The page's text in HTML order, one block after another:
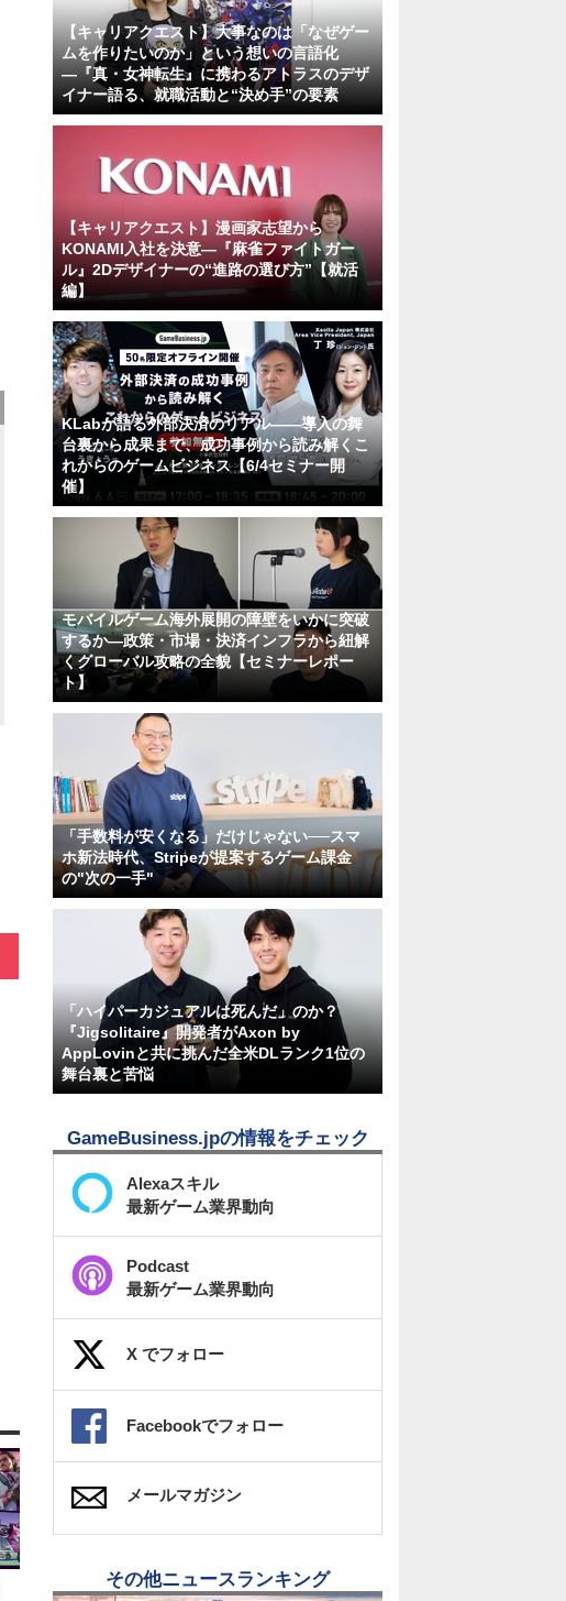
【キャリアクエスト】大事なのは「なぜゲー
ムを作りたいのか」という想いの言語化
―『真・女神転生』に携わるアトラスのデザ
イナー語る、就職活動と“決め手”の要素
【キャリアクエスト】漫画家志望から
KONAMI入社を決意―『麻雀ファイトガー
ル』2Dデザイナーの“進路の選び方”【就活
編】
KLabが語る外部決済のリアル――導入の舞
台裏から成果まで、成功事例から読み解くこ
れからのゲームビジネス【6/4セミナー開
催】
モバイルゲーム海外展開の障壁をいかに突破
するか―政策・市場・決済インフラから紐解
くグローバル攻略の全貌【セミナーレポー
ト】
「手数料が安くなる」だけじゃない──スマ
ホ新法時代、Stripeが提案するゲーム課金
の"次の一手"
「ハイパーカジュアルは死んだ」のか？
『Jigsolitaire』開発者がAxon by
AppLovinと共に挑んだ全米DLランク1位の
舞台裏と苦悩
GameBusiness.jpの情報をチェック
Alexaスキル
最新ゲーム業界動向
Podcast
最新ゲーム業界動向
X でフォロー
Facebookでフォロー
メールマガジン
その他ニュースランキング